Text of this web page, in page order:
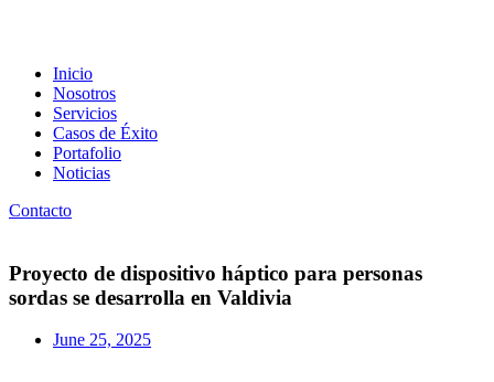
Inicio
Nosotros
Servicios
Casos de Éxito
Portafolio
Noticias
Contacto
Proyecto de dispositivo háptico para personas
sordas se desarrolla en Valdivia
June 25, 2025